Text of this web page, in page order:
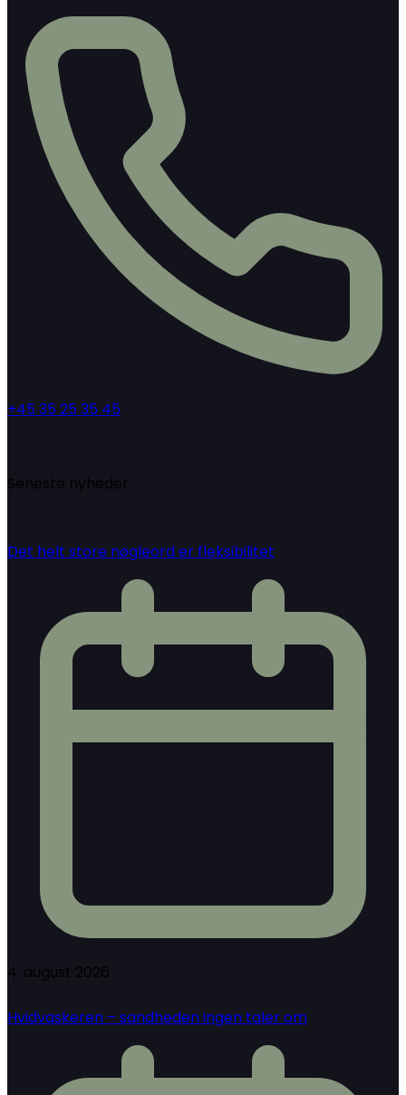
+45 35 25 35 45
Seneste nyheder
Det helt store nøgleord er fleksibilitet
4. august 2026
Hvidvaskeren – sandheden ingen taler om